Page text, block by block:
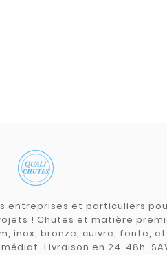
entreprises et particuliers
! Chutes et matière
inox, bronze, cuivre, fonte,
Livraison en 24-48h.